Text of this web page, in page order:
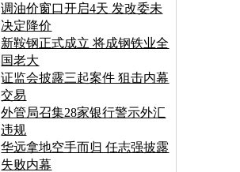
调油价窗口开启4天 发改委未
决定降价
新鞍钢正式成立 将成钢铁业全
国老大
证监会披露三起案件 狙击内幕
交易
外管局召集28家银行警示外汇
违规
华远拿地空手而归 任志强披露
失败内幕